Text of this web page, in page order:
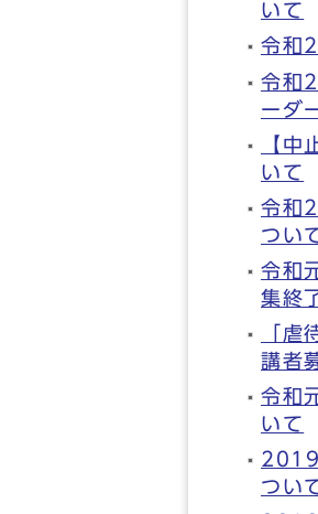
いて
令和
令和
ーダ
【中
いて
令和
つい
令和
集終
「虐
講者
令和
いて
2019
つい